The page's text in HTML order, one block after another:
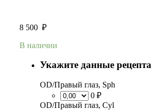
8 500 ₽
В наличии
Укажите данные рецепта
OD/Правый глаз, Sph
0 ₽
OD/Правый глаз, Cyl